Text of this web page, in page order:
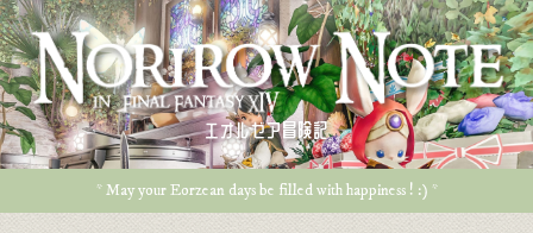
エオルゼア冒険記
* May your Eorzean days be filled with happiness ! :) *